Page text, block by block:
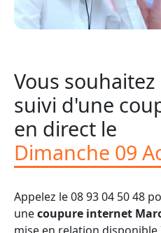
Vous
suivi d'une
en direct le
Dimanche 09
Appelez le 08 93 04 50 48
unecoupure internet